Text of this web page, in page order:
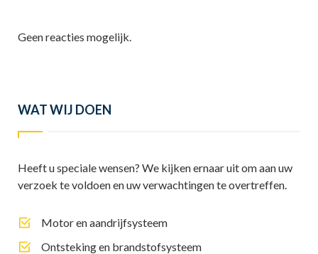
Geen reacties mogelijk.
WAT WIJ DOEN
Heeft u speciale wensen? We kijken ernaar uit om aan uw
verzoek te voldoen en uw verwachtingen te overtreffen.
Motor en aandrijfsysteem
Ontsteking en brandstofsysteem